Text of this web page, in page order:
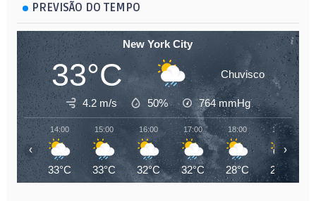
PREVISÃO DO TEMPO
New York City
33°C Chuvisco
4.2 m/s 50% 764mmHg
14:00
33°C
15:00
33°C
16:00
32°C
17:00
32°C
18:00
28°C
19:00
26°C
‹ ›